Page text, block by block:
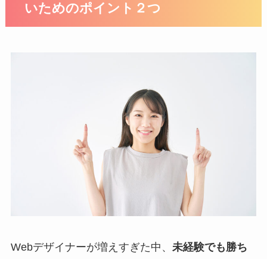
いためのポイント２つ
Webデザイナーが増えすぎた中、 未経験でも勝ち